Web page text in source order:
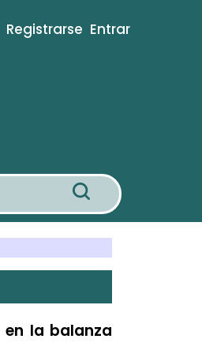
Registrarse Entrar
la balanza